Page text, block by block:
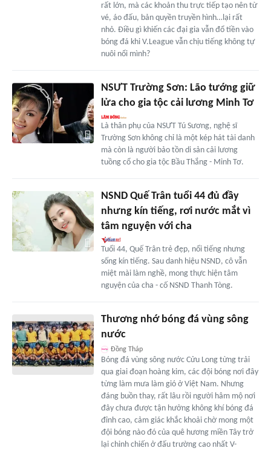
rất lớn, mà các khoản thu trực tiếp tạo nên từ
vé, áo đấu, bản quyền truyền hình…lại rất
nhỏ. Điều gì khiến các đại gia vẫn đổ tiền vào
bóng đá khi V.League vẫn chịu tiếng không tự
nuôi nổi mình?
NSƯT Trường Sơn: Lão tướng giữ
lửa cho gia tộc cải lương Minh Tơ
Là thân phụ của NSƯT Tú Sương, nghệ sĩ
Trường Sơn không chỉ là một kép hát tài danh
mà còn là người bảo tồn di sản cải lương
tuồng cổ cho gia tộc Bầu Thắng - Minh Tơ.
NSND Quế Trân tuổi 44 đủ đầy
nhưng kín tiếng, rơi nước mắt vì
tâm nguyện với cha
Tuổi 44, Quế Trân trẻ đẹp, nổi tiếng nhưng
sống kín tiếng. Sau danh hiệu NSND, cô vẫn
miệt mài làm nghề, mong thực hiện tâm
nguyện của cha - cố NSND Thanh Tòng.
Thương nhớ bóng đá vùng sông
nước
Đồng Tháp
Bóng đá vùng sông nước Cửu Long từng trải
qua giai đoạn hoàng kim, các đội bóng nơi đây
từng làm mưa làm gió ở Việt Nam. Nhưng
đáng buồn thay, rất lâu rồi người hâm mộ nơi
đây chưa được tận hưởng không khí bóng đá
đỉnh cao, cảm giác khắc khoải chờ mong một
đội bóng nào đó của quê hương miền Tây trở
lại chinh chiến ở đấu trường cao nhất V-